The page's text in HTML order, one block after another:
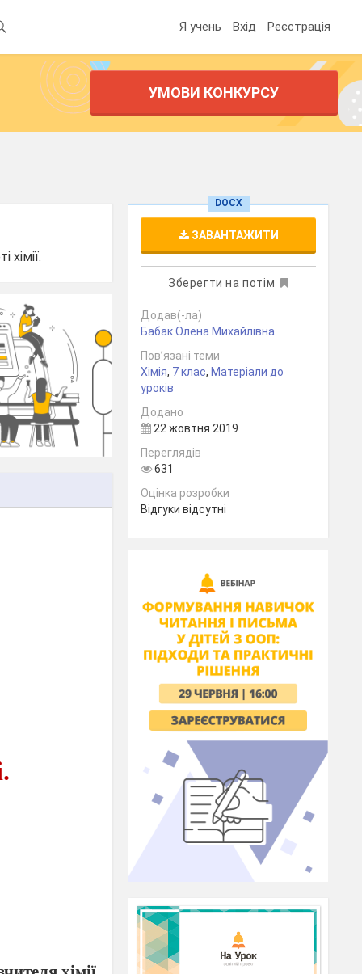
Я учень Вхід Реєстрація
УМОВИ КОНКУРСУ
хімії.
DOCX
ЗАВАНТАЖИТИ
Зберегти на потім
Додав(-ла)
Бабак Олена Михайлівна
Пов’язані теми
Хімія, 7 клас, Матеріали до
уроків
Додано
22 жовтня 2019
Переглядів
631
Оцінка розробки
Відгуки відсутні